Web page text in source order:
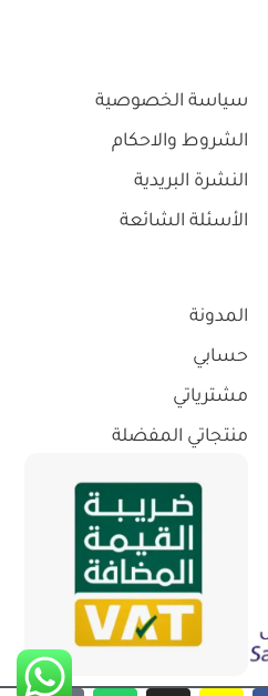
سياسة الخصوصية
الشروط والاحكام
النشرة البريدية
الأسئلة الشائعة
المدونة
حسابي
مشترياتي
منتجاتي المفضلة